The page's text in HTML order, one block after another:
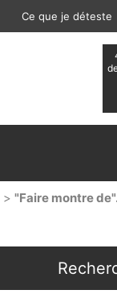
Ce que je déteste
> "Faire montre